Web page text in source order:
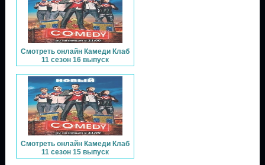
Смотреть онлайн Камеди Клаб
11 сезон 16 выпуск
Смотреть онлайн Камеди Клаб
11 сезон 15 выпуск